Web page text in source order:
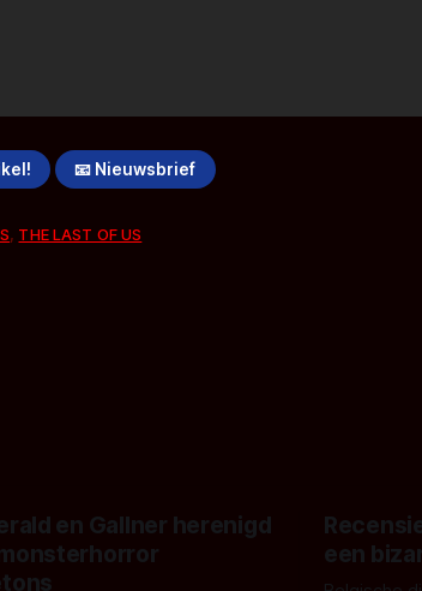
📧 Nieuwsbrief
, THE LAST OF US
en Gallner herenigd
een